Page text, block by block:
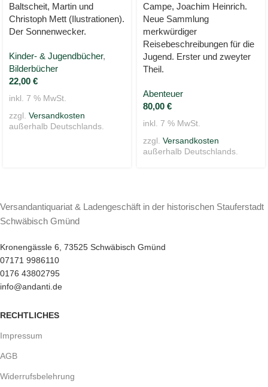
Baltscheit, Martin und
Christoph Mett (Ilustrationen).
Der Sonnenwecker.
Kinder- & Jugendbücher,
Bilderbücher
22,00 €
inkl. 7 % MwSt.
zzgl. Versandkosten
außerhalb Deutschlands.
Campe, Joachim Heinrich.
Neue Sammlung
merkwürdiger
Reisebeschreibungen für die
Jugend. Erster und zweyter
Theil.
Abenteuer
80,00 €
inkl. 7 % MwSt.
zzgl. Versandkosten
außerhalb Deutschlands.
Versandantiquariat & Ladengeschäft in der historischen Stauferstadt
Schwäbisch Gmünd
Kronengässle 6, 73525 Schwäbisch Gmünd
07171 9986110
0176 43802795
info@andanti.de
RECHTLICHES
Impressum
AGB
Widerrufsbelehrung